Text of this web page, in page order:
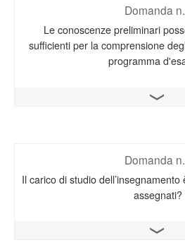
Domanda
Le conoscenze preliminari
sufficienti per la comprensione
programma
Apri il grafico
Domanda
Il carico di studio
assegnati?
Apri il grafico